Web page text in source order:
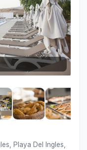
Playa Del Ingles,